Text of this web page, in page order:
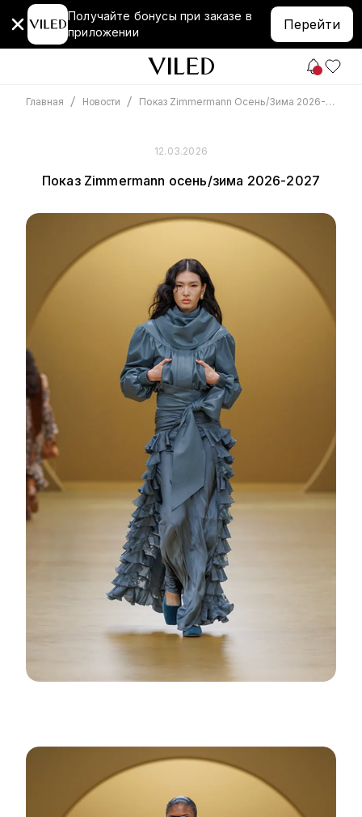
Получайте бонусы при заказе в
приложении
Перейти
Главная / Новости / Показ Zimmermann Осень/зима 2026-2027
12.03.2026
Показ Zimmermann осень/зима 2026-2027